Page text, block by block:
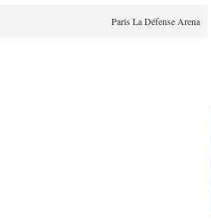
Paris La Défense Arena